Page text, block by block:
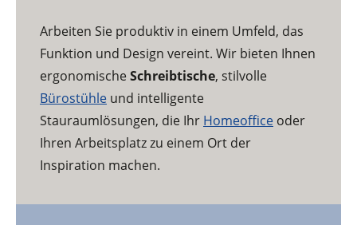
Arbeiten Sie produktiv in einem Umfeld, das
Funktion und Design vereint. Wir bieten Ihnen
ergonomischeSchreibtische, stilvolle
Bürostühle und intelligente
Stauraumlösungen, die Ihr Homeoffice oder
Ihren Arbeitsplatz zu einem Ort der
Inspiration machen.